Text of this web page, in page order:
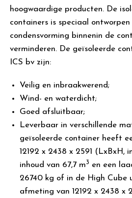
hoogwaardige producten. De
containers is speciaal ontworpen
condensvorming binnenin de
verminderen. De geïsoleerde
ICS bv zijn:
Veilig en inbraakwerend;
Wind- en waterdicht;
Goed afsluitbaar;
Leverbaar in verschillende
geïsoleerde container heeft
12192 x 2438 x 2591 (LxBxH,
inhoud van 67,7 m3 en een
26740 kg of in de High Cube
afmeting van 12192 x 2438 x